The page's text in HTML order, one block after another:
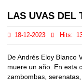
LAS UVAS DEL
18-12-2023 Hits:
De Andrés Eloy
muere un año. En esta
zambombas,